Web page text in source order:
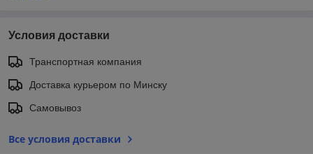
Условия доставки
Транспортная компания
Доставка курьером по Минску
Самовывоз
Все условия доставки